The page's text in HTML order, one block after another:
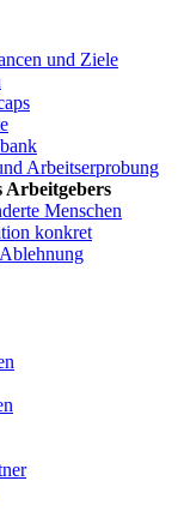
und Ziele
Arbeitserprobung
Arbeitgebers
Menschen
konkret